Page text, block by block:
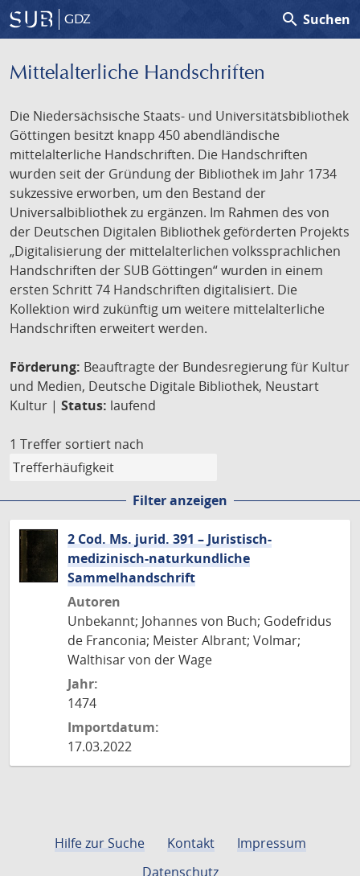
GDZ search Suchen
Mittelalterliche Handschriften
Die Niedersächsische Staats- und Universitätsbibliothek
Göttingen besitzt knapp 450 abendländische
mittelalterliche Handschriften. Die Handschriften
wurden seit der Gründung der Bibliothek im Jahr 1734
sukzessive erworben, um den Bestand der
Universalbibliothek zu ergänzen. Im Rahmen des von
der Deutschen Digitalen Bibliothek geförderten Projekts
„Digitalisierung der mittelalterlichen volkssprachlichen
Handschriften der SUB Göttingen“ wurden in einem
ersten Schritt 74 Handschriften digitalisiert. Die
Kollektion wird zukünftig um weitere mittelalterliche
Handschriften erweitert werden.
Förderung: Beauftragte der Bundesregierung für Kultur
und Medien, Deutsche Digitale Bibliothek, Neustart
Kultur | Status: laufend
1 Treffer sortiert nach
Filter anzeigen
2 Cod. Ms. jurid. 391 – Juristisch-
medizinisch-naturkundliche
Sammelhandschrift
Autoren
Unbekannt; Johannes von Buch; Godefridus
de Franconia; Meister Albrant; Volmar;
Walthisar von der Wage
Jahr:
1474
Importdatum:
17.03.2022
Hilfe zur Suche Kontakt
Impressum
Datenschutz